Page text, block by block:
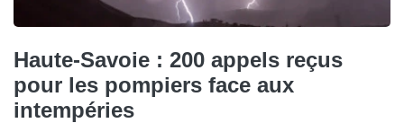
Haute-Savoie : 200 appels reçus
pour les pompiers face aux
intempéries